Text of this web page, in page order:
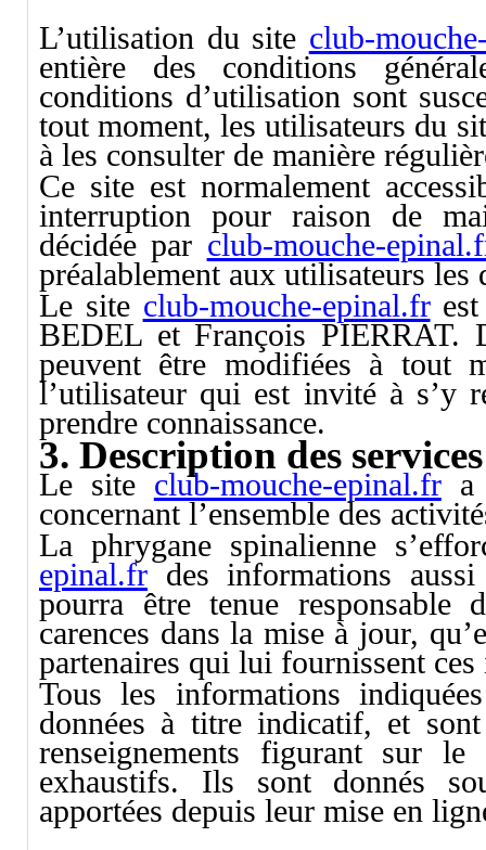
L’utilisation du site club-
entière des conditions
conditions d’utilisation sont
tout moment, les utilisateurs du
à les consulter de manière
Ce site est normalement
interruption pour raison de
décidée par club-mouche-
préalablement aux utilisateurs les
Le site club-mouche-epinal.frest
BEDEL et François PIERRAT.
peuvent être modifiées à tout
l’utilisateur qui est invité à s’y
prendre connaissance.
3. Description des
Le site club-mouche-epinal.fra
concernant l’ensemble des
La phrygane spinalienne
epinal.frdes informations
pourra être tenue responsable
carences dans la mise à jour,
partenaires qui lui fournissent
Tous les informations
données à titre indicatif, et
renseignements figurant sur
exhaustifs. Ils sont donnés
apportées depuis leur mise en